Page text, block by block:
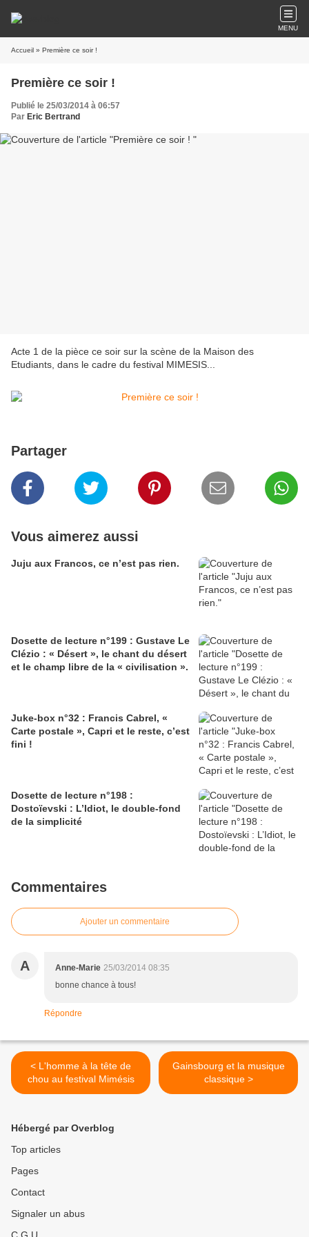
MENU
Accueil » Première ce soir !
Première ce soir !
Publié le 25/03/2014 à 06:57
Par Eric Bertrand
Acte 1 de la pièce ce soir sur la scène de la Maison des
Etudiants, dans le cadre du festival MIMESIS...
Partager
Vous aimerez aussi
Juju aux Francos, ce n’est pas rien.
Dosette de lecture n°199 : Gustave Le
Clézio : « Désert », le chant du désert
et le champ libre de la « civilisation ».
Juke-box n°32 : Francis Cabrel, «
Carte postale », Capri et le reste, c’est
fini !
Dosette de lecture n°198 :
Dostoïevski : L’Idiot, le double-fond
de la simplicité
Commentaires
Ajouter un commentaire
A Anne-Marie 25/03/2014 08:35
bonne chance à tous!
Répondre
< L'homme à la tête de
chou au festival Mimésis
Gainsbourg et la musique
classique >
Hébergé par Overblog
Top articles
Pages
Contact
Signaler un abus